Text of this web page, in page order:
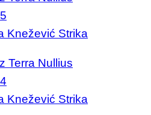
Knežević Strika
Knežević Strika